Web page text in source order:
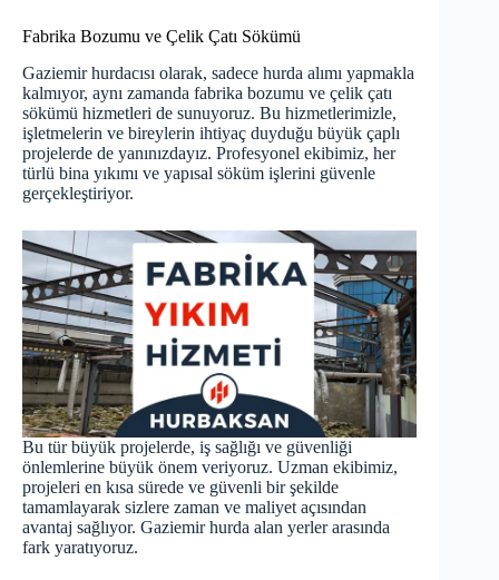
Fabrika Bozumu ve Çelik Çatı Sökümü
Gaziemir hurdacısı olarak, sadece hurda alımı yapmakla
kalmıyor, aynı zamanda fabrika bozumu ve çelik çatı
sökümü hizmetleri de sunuyoruz. Bu hizmetlerimizle,
işletmelerin ve bireylerin ihtiyaç duyduğu büyük çaplı
projelerde de yanınızdayız. Profesyonel ekibimiz, her
türlü bina yıkımı ve yapısal söküm işlerini güvenle
gerçekleştiriyor.
Bu tür büyük projelerde, iş sağlığı ve güvenliği
önlemlerine büyük önem veriyoruz. Uzman ekibimiz,
projeleri en kısa sürede ve güvenli bir şekilde
tamamlayarak sizlere zaman ve maliyet açısından
avantaj sağlıyor. Gaziemir hurda alan yerler arasında
fark yaratıyoruz.